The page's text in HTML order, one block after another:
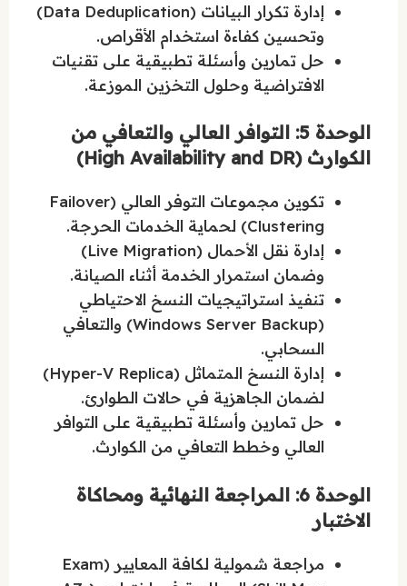
إدارة تكرار البيانات (Data Deduplication)
وتحسين كفاءة استخدام الأقراص.
حل تمارين وأسئلة تطبيقية على تقنيات
الافتراضية وحلول التخزين الموزعة.
الوحدة 5: التوافر العالي والتعافي من
الكوارث (High Availability and DR)
تكوين مجموعات التوفر العالي (Failover
Clustering) لحماية الخدمات الحرجة.
إدارة نقل الأحمال (Live Migration)
وضمان استمرار الخدمة أثناء الصيانة.
تنفيذ استراتيجيات النسخ الاحتياطي
(Windows Server Backup) والتعافي
السحابي.
إدارة النسخ المتماثل (Hyper-V Replica)
لضمان الجاهزية في حالات الطوارئ.
حل تمارين وأسئلة تطبيقية على التوافر
العالي وخطط التعافي من الكوارث.
الوحدة 6: المراجعة النهائية ومحاكاة
الاختبار
مراجعة شمولية لكافة المعايير (Exam